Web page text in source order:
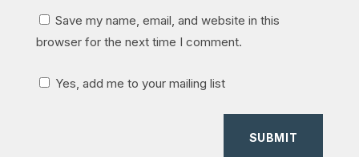
Save my name, email, and website in this
browser for the next time I comment.
Yes, add me to your mailing list
SUBMIT